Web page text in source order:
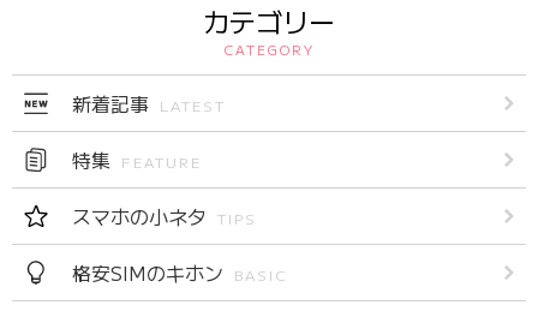
カテゴリー
CATEGORY
新着記事 LATEST
特集 FEATURE
スマホの小ネタ TIPS
格安SIMのキホン BASIC